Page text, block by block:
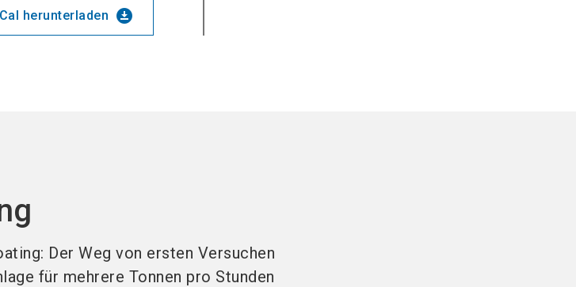
herunterladen download_for_offline
Der Weg von ersten Versuchen
für mehrere Tonnen pro Stunden